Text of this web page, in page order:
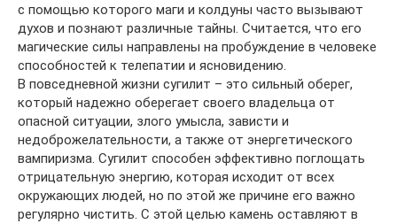
с помощью которого маги и колдуны часто вызывают
духов и познают различные тайны. Считается, что его
магические силы направлены на пробуждение в человеке
способностей к телепатии и ясновидению.
В повседневной жизни сугилит – это сильный оберег,
который надежно оберегает своего владельца от
опасной ситуации, злого умысла, зависти и
недоброжелательности, а также от энергетического
вампиризма. Сугилит способен эффективно поглощать
отрицательную энергию, которая исходит от всех
окружающих людей, но по этой же причине его важно
регулярно чистить. С этой целью камень оставляют в